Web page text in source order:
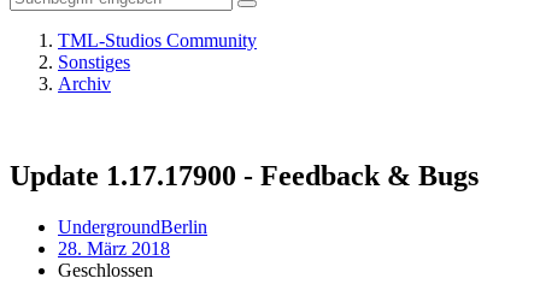
TML-Studios Community
Sonstiges
Archiv
Update 1.17.17900 - Feedback & Bugs
UndergroundBerlin
28. März 2018
Geschlossen